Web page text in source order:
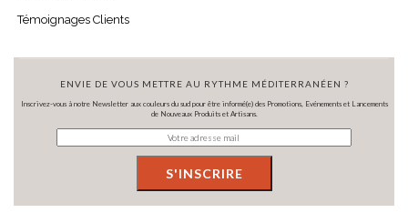
Témoignages Clients
ENVIE DE VOUS METTRE AU RYTHME MÉDITERRANÉEN ?
Inscrivez-vous à notre Newsletter aux couleurs du sud pour être informé(e) des Promotions, Evénements et Lancements
de Nouveaux Produits et Artisans.